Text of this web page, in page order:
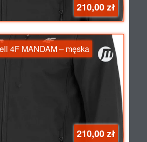
210,00 zł
4F MANDAM – męska
210,00 zł